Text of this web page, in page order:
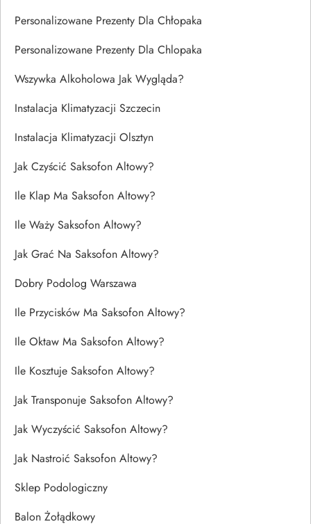
Personalizowane Prezenty Dla Chłopaka
Personalizowane Prezenty Dla Chlopaka
Wszywka Alkoholowa Jak Wygląda?
Instalacja Klimatyzacji Szczecin
Instalacja Klimatyzacji Olsztyn
Jak Czyścić Saksofon Altowy?
Ile Klap Ma Saksofon Altowy?
Ile Waży Saksofon Altowy?
Jak Grać Na Saksofon Altowy?
Dobry Podolog Warszawa
Ile Przycisków Ma Saksofon Altowy?
Ile Oktaw Ma Saksofon Altowy?
Ile Kosztuje Saksofon Altowy?
Jak Transponuje Saksofon Altowy?
Jak Wyczyścić Saksofon Altowy?
Jak Nastroić Saksofon Altowy?
Sklep Podologiczny
Balon Żołądkowy